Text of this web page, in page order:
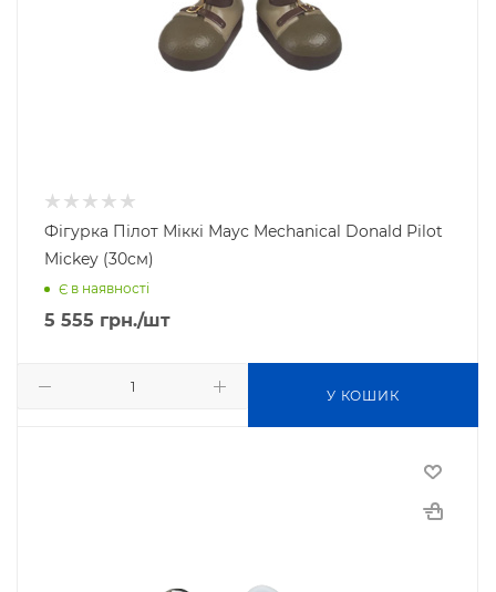
Фігурка Пілот Міккі Маус Mechanical Donald Pilot
Mickey (30см)
Є в наявності
5 555 грн./шт
У КОШИК